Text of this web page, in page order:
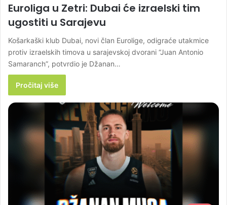
Euroliga u Zetri: Dubai će izraelski tim
ugostiti u Sarajevu
Košarkaški klub Dubai, novi član Eurolige, odigraće utakmice
protiv izraelskih timova u sarajevskoj dvorani “Juan Antonio
Samaranch”, potvrdio je Džanan…
Pročitaj više